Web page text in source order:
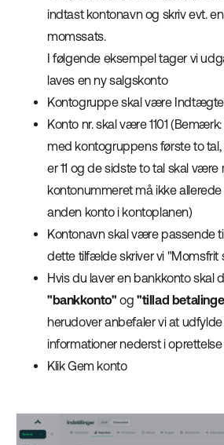
indtast kontonavn og skriv evt.
momssats.
I følgende eksempel tager vi
laves en ny salgskonto
Kontogruppe skal være
Konto nr. skal være 1101
med kontogruppens første to
er 11 og de sidste to tal skal være
kontonummeret må ikke
anden konto i kontoplanen)
Kontonavn skal være passende
dette tilfælde skriver vi "Momsfrit
Hvis du laver en bankkonto skal
"bankkonto"og"tillad
herudover anbefaler vi at
informationer nederst i
Klik Gem konto